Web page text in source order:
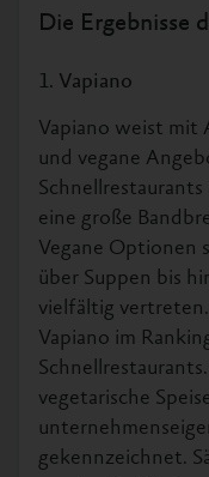
Die Ergebnisse
1. Vapiano
Vapiano weist mit
und vegane
eine große
Vegane Optionen
über Suppen bis
vielfältig vertreten.
Vapiano im
vegetarische
gekennzeichnet.